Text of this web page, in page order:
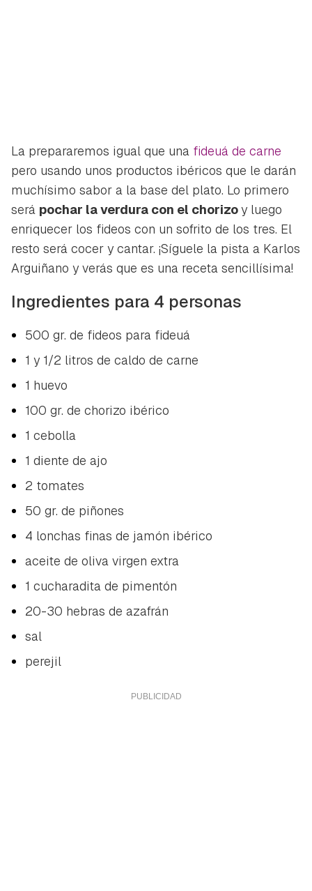
La prepararemos igual que una fideuá de carne
pero usando unos productos ibéricos que le darán
muchísimo sabor a la base del plato. Lo primero
será pochar la verdura con el chorizoy luego
enriquecer los fideos con un sofrito de los tres. El
resto será cocer y cantar. ¡Síguele la pista a Karlos
Arguiñano y verás que es una receta sencillísima!
Ingredientes para 4 personas
500 gr. de fideos para fideuá
1 y 1/2 litros de caldo de carne
1 huevo
100 gr. de chorizo ibérico
1 cebolla
1 diente de ajo
2 tomates
50 gr. de piñones
4 lonchas finas de jamón ibérico
aceite de oliva virgen extra
1 cucharadita de pimentón
20-30 hebras de azafrán
sal
perejil